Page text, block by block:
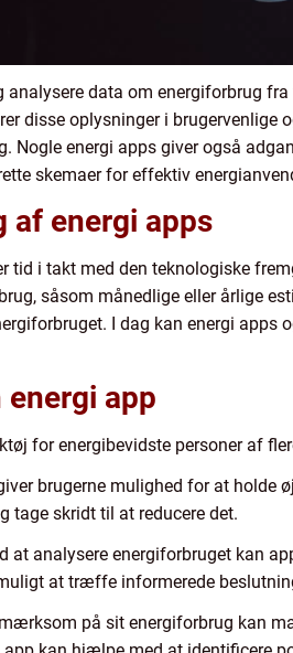
data om energiforbrug
disse oplysninger i brugervenlige
Nogle energi apps giver også
skemaer for effektiv
af energi apps
tid i takt med den teknologiske
såsom månedlige eller årlige
I dag kan energi apps
energi app
for energibevidste personer af
brugerne mulighed for at holde
tage skridt til at reducere det.
analysere energiforbruget kan
at træffe informerede
på sit energiforbrug kan